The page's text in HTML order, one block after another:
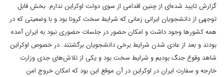
گزارش تایید شده‌ای از چنین اقدامی از سوی دولت اوکراین ندارم. بخش قابل
توجهی از دانشجویان ایرانی زمانی که شرایط سخت کرونا بود و با وضعیتی که در
همه کشورها وجود داشت و امکان حضور در جلسات حضوری نبود به ایران آمده
بودند و بعد از عادی شدن شرایط برخی دانشجویان برگشتند. در خصوص اوکراین
شاهد وقوع جنگ بودیم و شرایط سخت بود و یکی از تلاش‌های جدی وزارت
خارجه و سفارت ایران در اوکراین در آن موقع این بود که امکان خروج امن